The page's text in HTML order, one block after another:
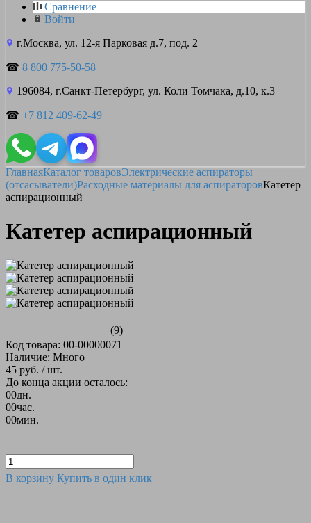
Сравнение
Войти
г.Москва, ул. 12-я Парковая д.7, под. 2
☎ 8 800 775-50-58
196084, г.Санкт-Петербург, ул. Коли Томчака, д.10, к.3
☎ +7 812 409-62-49
ГлавнаяКаталог товаровЭлектрические аспираторы
(отсасыватели)Расходные материалы для аспираторовКатетер
аспирационный
Катетер аспирационный
(9)
Код товара: 00-00000071
Наличие: Много
45 руб. / шт.
До конца акции осталось:
00дн.
00час.
00мин.
В корзину Купить в один клик